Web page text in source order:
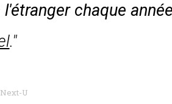
chaque année
."
U